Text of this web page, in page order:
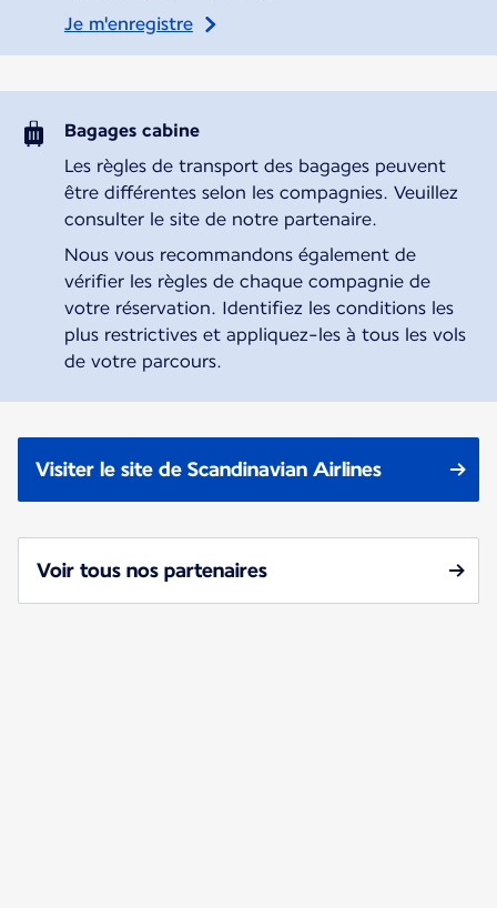
Je m'enregistre
Bagages cabine
Les règles de transport des bagages peuvent
être différentes selon les compagnies. Veuillez
consulter le site de notre partenaire.
Nous vous recommandons également de
vérifier les règles de chaque compagnie de
votre réservation. Identifiez les conditions les
plus restrictives et appliquez-les à tous les vols
de votre parcours.
Visiter le site de Scandinavian Airlines
Voir tous nos partenaires